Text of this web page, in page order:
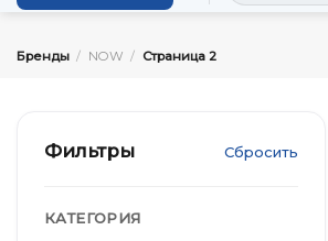
Бренды / NOW / Страница 2
Фильтры Сбросить
КАТЕГОРИЯ